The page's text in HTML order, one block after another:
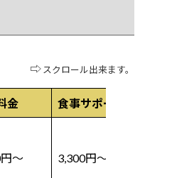
⇨ スクロール出来ます。
金 食事サポート
〜 3,300円〜